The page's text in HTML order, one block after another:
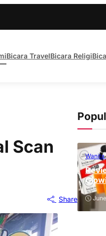
Bicara TravelBicara Religi
Scan
Share
Wanita